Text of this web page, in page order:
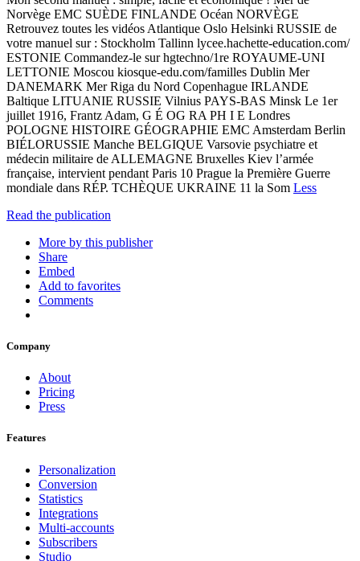
Norvège EMC SUÈDE FINLANDE Océan NORVÈGE
Retrouvez toutes les vidéos Atlantique Oslo Helsinki RUSSIE de
votre manuel sur : Stockholm Tallinn lycee.hachette-education.com/
ESTONIE Commandez-le sur hgtechno/1re ROYAUME-UNI
LETTONIE Moscou kiosque-edu.com/familles Dublin Mer
DANEMARK Mer Riga du Nord Copenhague IRLANDE
Baltique LITUANIE RUSSIE Vilnius PAYS-BAS Minsk Le 1er
juillet 1916, Frantz Adam, G É OG RA PH I E Londres
POLOGNE HISTOIRE GÉOGRAPHIE EMC Amsterdam Berlin
BIÉLORUSSIE Manche BELGIQUE Varsovie psychiatre et
médecin militaire de ALLEMAGNE Bruxelles Kiev l’armée
française, intervient pendant Paris 10 Prague la Première Guerre
mondiale dans RÉP. TCHÈQUE UKRAINE 11 la Som Less
Read the publication
More by this publisher
Share
Embed
Add to favorites
Comments
Company
About
Pricing
Press
Features
Personalization
Conversion
Statistics
Integrations
Multi-accounts
Subscribers
Studio